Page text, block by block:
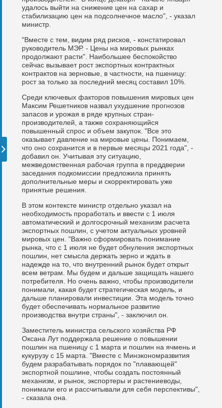
удалось выйти на снижение цен на сахар и
стабилизацию цен на подсолнечное масло", - указал
министр.
"Вместе с тем, видим ряд рисков, - констатировал
руководитель МЭР. - Цены на мировых рынках
продолжают расти". Наибольшее беспокойство
сейчас вызывает рост экспортных контрактных
контрактов на зерновые, в частности, на пшеницу:
рост за только за последний месяц составил 10%.
Среди ключевых факторов повышения мировых цен
Максим Решетников назвал ухудшение прогнозов
запасов и урожая в ряде крупных стран-
производителей, а также сохраняющийся
повышенный спрос и объем закупок. "Все это
оказывает давление на мировые цены. Понимаем,
что оно сохранится и в первые месяцы 2021 года", -
добавил он. Учитывая эту ситуацию,
межведомственная рабочая группа в преддверии
заседания подкомиссии предложила принять
дополнительные меры и скорректировать уже
принятые решения.
В этом контексте министр отдельно указал на
необходимость проработать и ввести с 1 июля
автоматический и долгосрочный механизм расчета
экспортных пошлин, с учетом актуальных уровней
мировых цен. "Важно сформировать понимание
рынка, что с 1 июля не будет обнуления экспортных
пошлин, нет смысла держать зерно и ждать в
надежде на то, что внутренний рынок будет открыт
всем ветрам. Мы будем и дальше защищать нашего
потребителя. Но очень важно, чтобы производители
понимали, какая будет стратегическая модель, и
дальше планировали инвестиции. Эта модель точно
будет обеспечивать нормальное развитие
производства внутри страны", - заключил он.
Заместитель министра сельского хозяйства РФ
Оксана Лут поддержала решение о повышении
пошлин на пшеницу с 1 марта и пошлин на ячмень и
кукурузу с 15 марта. "Вместе с Минэкономразвития
будем разрабатывать порядок по "плавающей"
экспортной пошлине, чтобы создать постоянный
механизм, и рынок, экспортеры и растениеводы,
понимали его и рассчитывали для себя перспективы",
- сказала она.